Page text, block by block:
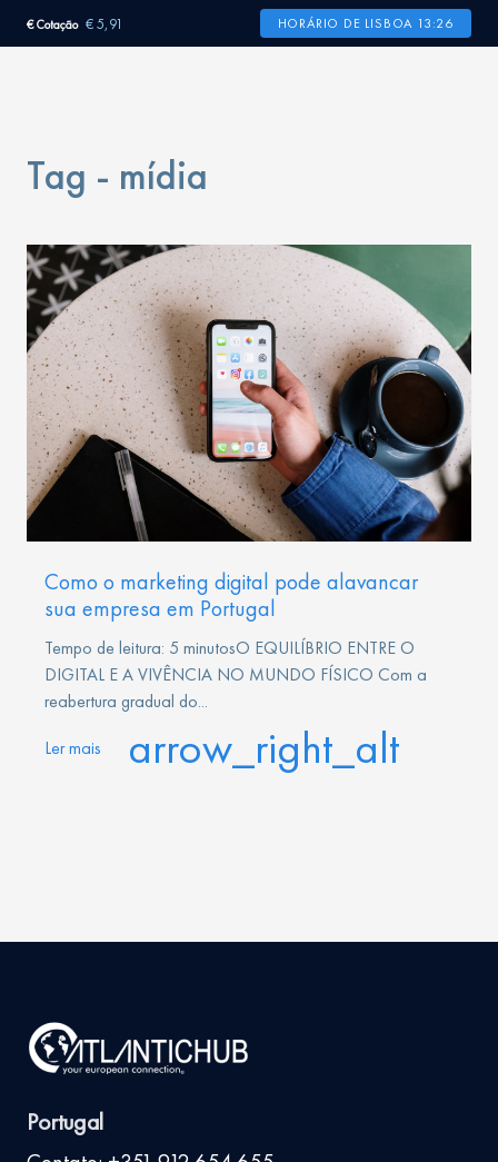
€ Cotação € 5,91 HORÁRIO DE LISBOA 13:26
Tag - mídia
Como o marketing digital pode alavancar
sua empresa em Portugal
Tempo de leitura: 5 minutosO EQUILÍBRIO ENTRE O
DIGITAL E A VIVÊNCIA NO MUNDO FÍSICO Com a
reabertura gradual do...
Ler mais arrow_right_alt
Portugal